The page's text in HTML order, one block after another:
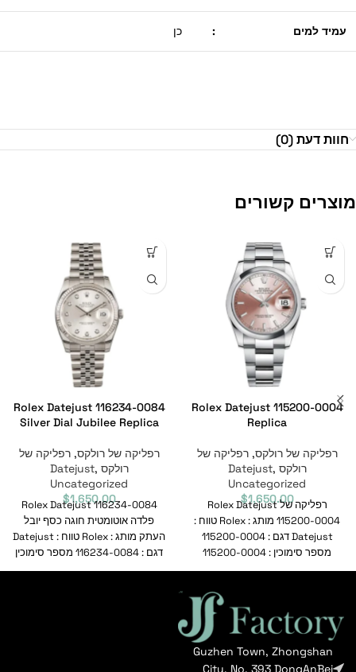
עמיד למים : כן
חוות דעת (0)
מוצרים קשורים
Rolex Datejust 115200-0004
Replica
רפליקה של רולקס,רפליקה של
רולקס Datejust ,
Uncategorized
$1,650.00
רפליקה של Rolex Datejust
115200-0004 מותג : Rolex טווח :
Datejust דגם : 115200-0004
מספר סימוכין : 115200-0004
תנועה :
Rolex Datejust 116234-0084
Silver Dial Jubilee Replica
רפליקה של רולקס,רפליקה של
רולקס Datejust ,
Uncategorized
$1,650.00
Rolex Datejust 116234-0084
פלדה אוטומטית חוגה כסף יובל
העתק מותג : Rolex טווח : Datejust
דגם : 116234-0084 מספר סימוכין
Guzhen Town, Zhongshan
City, No. 393 DongAnBei